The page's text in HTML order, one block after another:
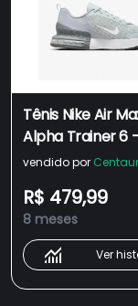
Tênis Nike Air
Alpha Trainer 6
Masculino
vendido por
R$ 479,99
8 meses
Ver